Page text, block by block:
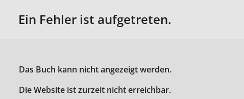
Ein Fehler ist aufgetreten.
Das Buch kann nicht angezeigt werden.
Die Website ist zurzeit nicht erreichbar.